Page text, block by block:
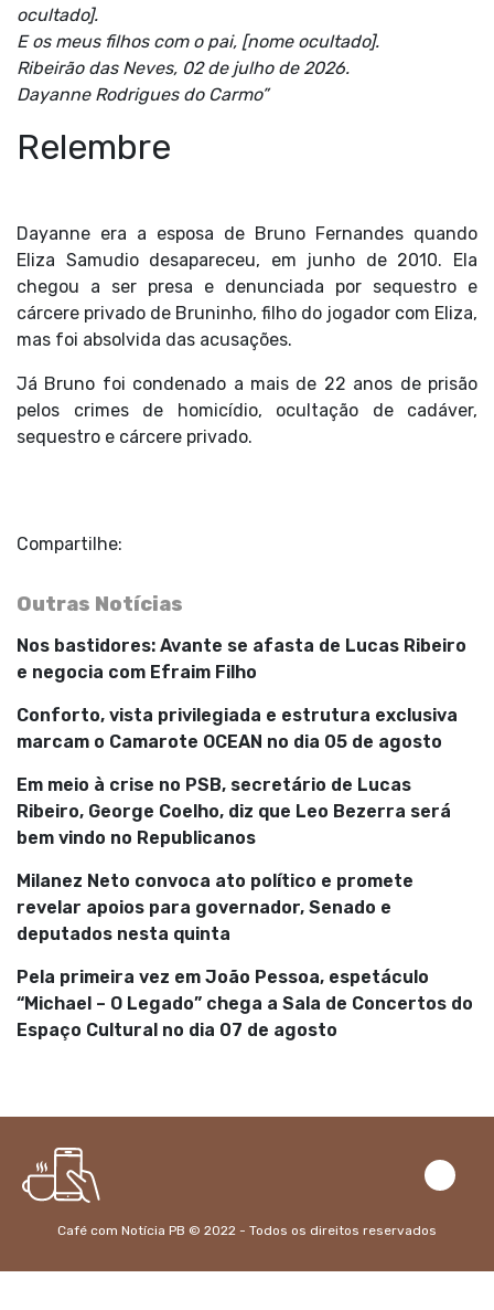
ocultado].
E os meus filhos com o pai, [nome ocultado].
Ribeirão das Neves, 02 de julho de 2026.
Dayanne Rodrigues do Carmo”
Relembre
Dayanne era a esposa de Bruno Fernandes quando
Eliza Samudio desapareceu, em junho de 2010. Ela
chegou a ser presa e denunciada por sequestro e
cárcere privado de Bruninho, filho do jogador com Eliza,
mas foi absolvida das acusações.
Já Bruno foi condenado a mais de 22 anos de prisão
pelos crimes de homicídio, ocultação de cadáver,
sequestro e cárcere privado.
Compartilhe:
Outras Notícias
Nos bastidores: Avante se afasta de Lucas Ribeiro
e negocia com Efraim Filho
Conforto, vista privilegiada e estrutura exclusiva
marcam o Camarote OCEAN no dia 05 de agosto
Em meio à crise no PSB, secretário de Lucas
Ribeiro, George Coelho, diz que Leo Bezerra será
bem vindo no Republicanos
Milanez Neto convoca ato político e promete
revelar apoios para governador, Senado e
deputados nesta quinta
Pela primeira vez em João Pessoa, espetáculo
“Michael – O Legado” chega a Sala de Concertos do
Espaço Cultural no dia 07 de agosto
Café com Notícia PB © 2022 - Todos os direitos reservados